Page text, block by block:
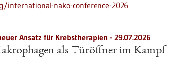
nako-conference-2026
Ansatz für Krebstherapien - 29.07.2026
als Türöffner im Kampf